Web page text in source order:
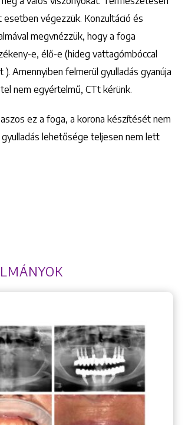
végezzük. Konzultáció és
megvnézzük, hogy a foga
e, élő-e (hideg vattagómbóccal
Amennyiben felmerül gyulladás gyanúja
nem egyértelmű, CTt kérünk.
ez a foga, a korona készítését nem
gyulladás lehetősége teljesen nem lett